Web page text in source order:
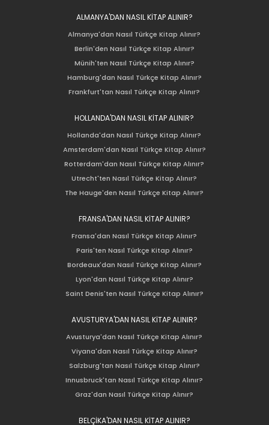
ALMANYA'DAN NASIL KİTAP ALINIR?
Almanya'dan Nasıl Türkçe Kitap Alınır?
Berlin'den Nasıl Türkçe Kitap Alınır?
Münih'ten Nasıl Türkçe Kitap Alınır?
Hamburg'dan Nasıl Türkçe Kitap Alınır?
Frankfurt'tan Nasıl Türkçe Kitap Alınır?
HOLLANDA'DAN NASIL KİTAP ALINIR?
Hollanda'dan Nasıl Türkçe Kitap Alınır?
Amsterdam'dan Nasıl Türkçe Kitap Alınır?
Rotterdam'dan Nasıl Türkçe Kitap Alınır?
Utrecht'ten Nasıl Türkçe Kitap Alınır?
The Hauge'den Nasıl Türkçe Kitap Alınır?
FRANSA'DAN NASIL KİTAP ALINIR?
Fransa'dan Nasıl Türkçe Kitap Alınır?
Paris'ten Nasıl Türkçe Kitap Alınır?
Bordeaux'dan Nasıl Türkçe Kitap Alınır?
Lyon'dan Nasıl Türkçe Kitap Alınır?
Saint Denis'ten Nasıl Türkçe Kitap Alınır?
AVUSTURYA'DAN NASIL KİTAP ALINIR?
Avusturya'dan Nasıl Türkçe Kitap Alınır?
Viyana'dan Nasıl Türkçe Kitap Alınır?
Salzburg'tan Nasıl Türkçe Kitap Alınır?
Innusbruck'tan Nasıl Türkçe Kitap Alınır?
Graz'dan Nasıl Türkçe Kitap Alınır?
BELÇİKA'DAN NASIL KİTAP ALINIR?